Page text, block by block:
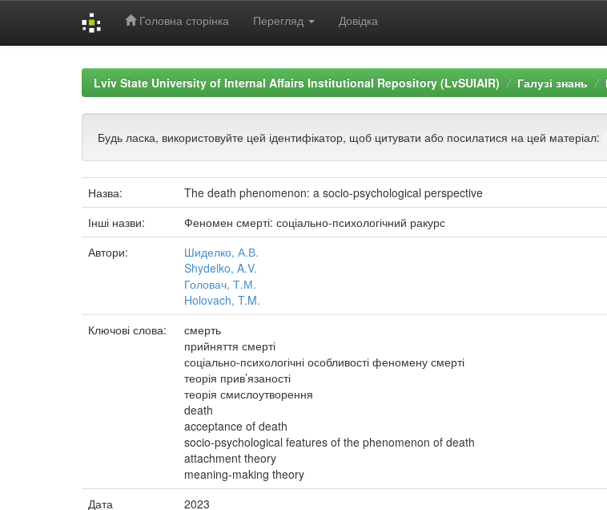
Головна сторінка Перегляд Довідка
Lviv State University of Internal Affairs Institutional Repository (LvSUIAIR) Галузі знань
Будь ласка, використовуйте цей ідентифікатор, щоб цитувати або посилатися на цей матеріал:
Назва:
The death phenomenon: a socio-psychological perspective
Інші назви:
Феномен смерті: соціально-психологічний ракурс
Автори:
Шиделко, А.В.
Shydelko, A.V.
Головач, Т.М.
Holovach, T.M.
Ключові слова:
смерть
прийняття смерті
соціально-психологічні особливості феномену смерті
теорія прив’язаності
теорія смислоутворення
death
acceptance of death
socio-psychological features of the phenomenon of death
attachment theory
meaning-making theory
Дата
2023